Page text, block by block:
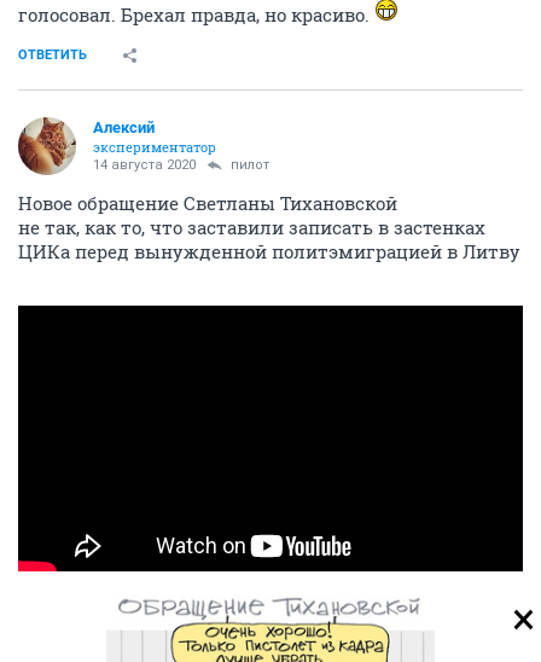
голосовал. Брехал правда, но красиво.
ОТВЕТИТЬ
Алексий
экспериментатор
14 августа 2020 пилот
Новое обращение Светланы Тихановской
не так, как то, что заставили записать в застенках
ЦИКа перед вынужденной политэмиграцией в Литву